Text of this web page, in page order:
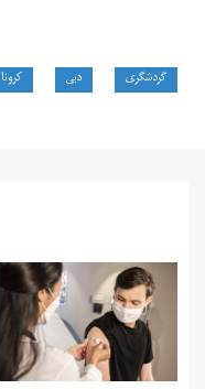
گردشگری دبی کرونا